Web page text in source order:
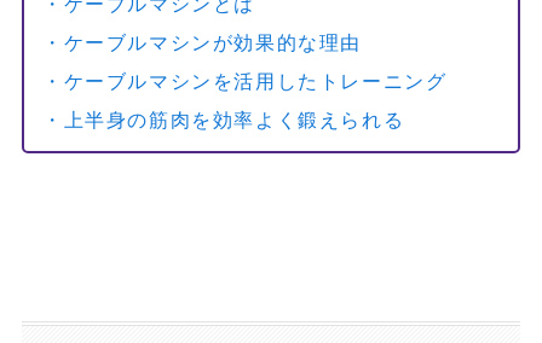
・ケーブルマシンが効果的な理由
・ケーブルマシンを活用したトレーニング
・上半身の筋肉を効率よく鍛えられる